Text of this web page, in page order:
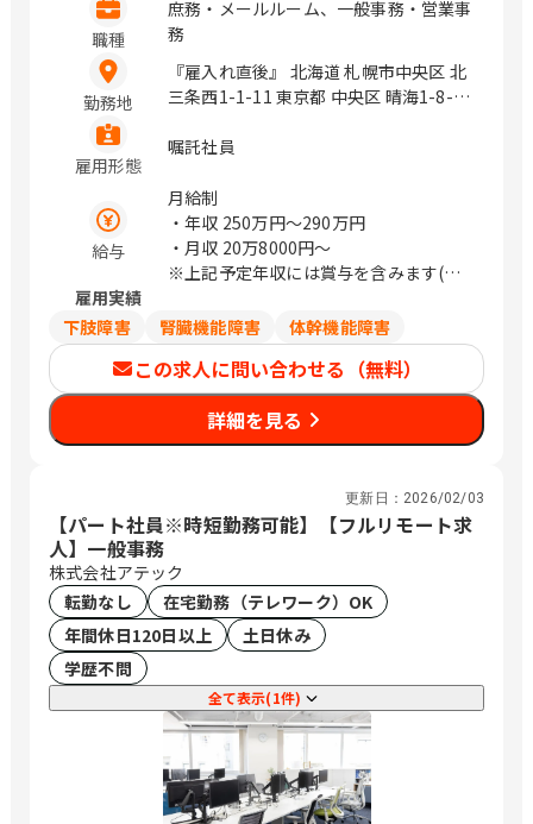
職種
庶務・メールルーム、一般事務・営業事
務
勤務地
『雇入れ直後』 北海道 札幌市中央区 北
三条西1-1-11 東京都 中央区 晴海1-8-10
ィスタワーX 21階 東京都 中央区 京橋3-
区 有楽町1-13-1 神奈川県 横浜市神奈川
区 金港町6-6 横浜みなと第一生命ビル 3
階 神奈川県 川崎市幸区 堀川町580 ソリ
ッドスクエア西館 1階 愛知県 名古屋市
ービル 22階 鹿児島県 鹿児島市 中央町9-
1 鹿児島中央第一生命ビルディング 6階
大阪府 大阪市淀川区 宮原3-5-24 新大阪
第一生命ビルディング 7階 / 札幌、さっ
ぽろ、 勝どき、日比谷、横浜、川崎、名
古屋、鹿児島中央、新大阪
雇用形態
嘱託社員
給与
月給制
・年収 250万円〜290万円
・月収 20万8000円〜
※上記予定年収には賞与を含みます(実
※上記給与は目安のため、スキル・経験
等により決定します。
雇用実績
下肢障害
腎臓機能障害 体幹機能障害
この求人に問い合わせる（無料）
詳細を見る
更新日： 2026/02/03
【パート社員※時短勤務可能】【フルリモート求
人】一般事務
株式会社アテック
転勤なし
在宅勤務（テレワーク）OK
年間休日120日以上
土日休み
学歴不問
全て表示(1件)